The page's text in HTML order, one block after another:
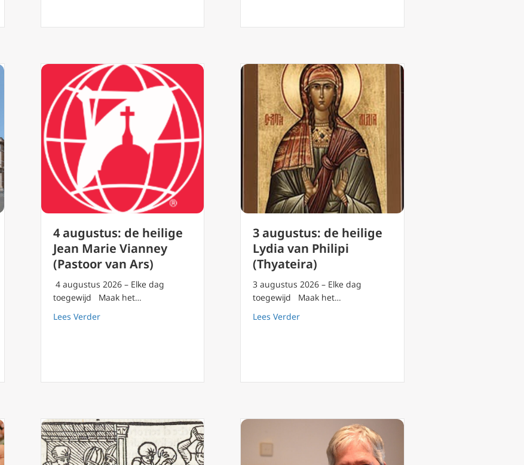
SIGNIS: Omarm digitale communicatie die de menselijke waardigheid bevordert
van de Santa Maria de Maggiore
4 augustus: de heilige
Jean Marie Vianney
(Pastoor van Ars)
4 augustus 2026 – Elke dag
toegewijd Maak het…
Lees Verderabout 4 augustus: de heilige Jean Marie Vianney (Pastoor van Ars)
3 augustus: de heilige
Lydia van Philipi
(Thyateira)
3 augustus 2026 – Elke dag
toegewijd Maak het…
Lees Verderabout 3 augustus: de heilige Lydia van Philipi